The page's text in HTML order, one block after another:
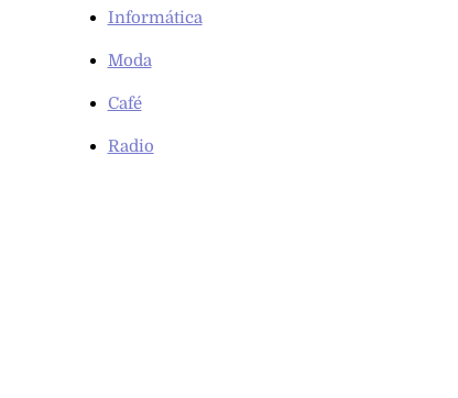
Informática
Moda
Café
Radio